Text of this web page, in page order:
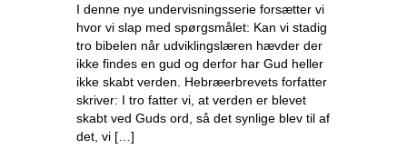
I denne nye undervisningsserie forsætter vi
hvor vi slap med spørgsmålet: Kan vi stadig
tro bibelen når udviklingslæren hævder der
ikke findes en gud og derfor har Gud heller
ikke skabt verden. Hebræerbrevets forfatter
skriver: I tro fatter vi, at verden er blevet
skabt ved Guds ord, så det synlige blev til af
det, vi […]